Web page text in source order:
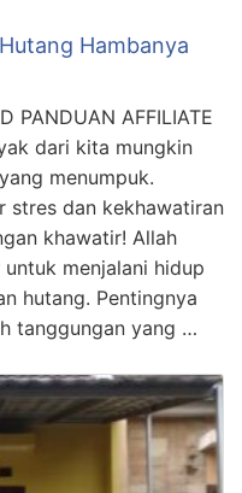
Hambanya
PANDUAN AFFILIATE
dari kita mungkin
menumpuk.
stres dan kekhawatiran
khawatir! Allah
menjalani hidup
hutang. Pentingnya
tanggungan yang …